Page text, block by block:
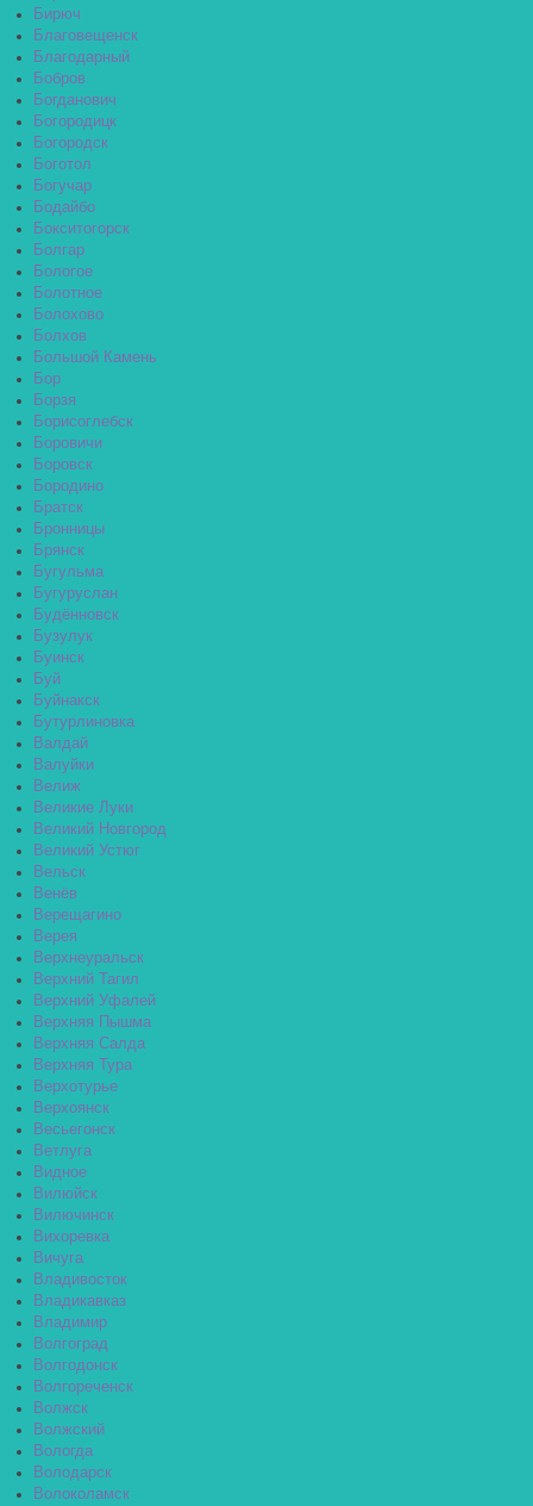
Бирюч
Благовещенск
Благодарный
Бобров
Богданович
Богородицк
Богородск
Боготол
Богучар
Бодайбо
Бокситогорск
Болгар
Бологое
Болотное
Болохово
Болхов
Большой Камень
Бор
Борзя
Борисоглебск
Боровичи
Боровск
Бородино
Братск
Бронницы
Брянск
Бугульма
Бугуруслан
Будённовск
Бузулук
Буинск
Буй
Буйнакск
Бутурлиновка
Валдай
Валуйки
Велиж
Великие Луки
Великий Новгород
Великий Устюг
Вельск
Венёв
Верещагино
Верея
Верхнеуральск
Верхний Тагил
Верхний Уфалей
Верхняя Пышма
Верхняя Салда
Верхняя Тура
Верхотурье
Верхоянск
Весьегонск
Ветлуга
Видное
Вилюйск
Вилючинск
Вихоревка
Вичуга
Владивосток
Владикавказ
Владимир
Волгоград
Волгодонск
Волгореченск
Волжск
Волжский
Вологда
Володарск
Волоколамск